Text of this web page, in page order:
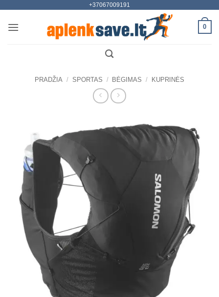
content
+37067009191
0
PRADŽIA / SPORTAS / BĖGIMAS / KUPRINĖS